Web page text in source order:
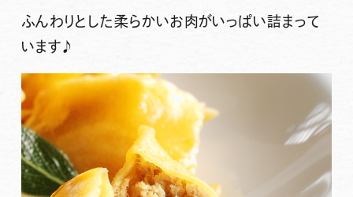
ふんわりとした柔らかいお肉がいっぱい詰まって
います♪